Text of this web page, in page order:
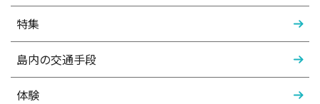
特集
島内の交通手段
体験